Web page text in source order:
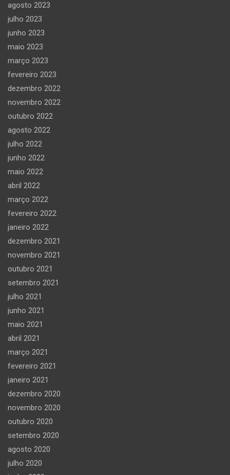
agosto 2023
julho 2023
junho 2023
maio 2023
março 2023
fevereiro 2023
dezembro 2022
novembro 2022
outubro 2022
agosto 2022
julho 2022
junho 2022
maio 2022
abril 2022
março 2022
fevereiro 2022
janeiro 2022
dezembro 2021
novembro 2021
outubro 2021
setembro 2021
julho 2021
junho 2021
maio 2021
abril 2021
março 2021
fevereiro 2021
janeiro 2021
dezembro 2020
novembro 2020
outubro 2020
setembro 2020
agosto 2020
julho 2020